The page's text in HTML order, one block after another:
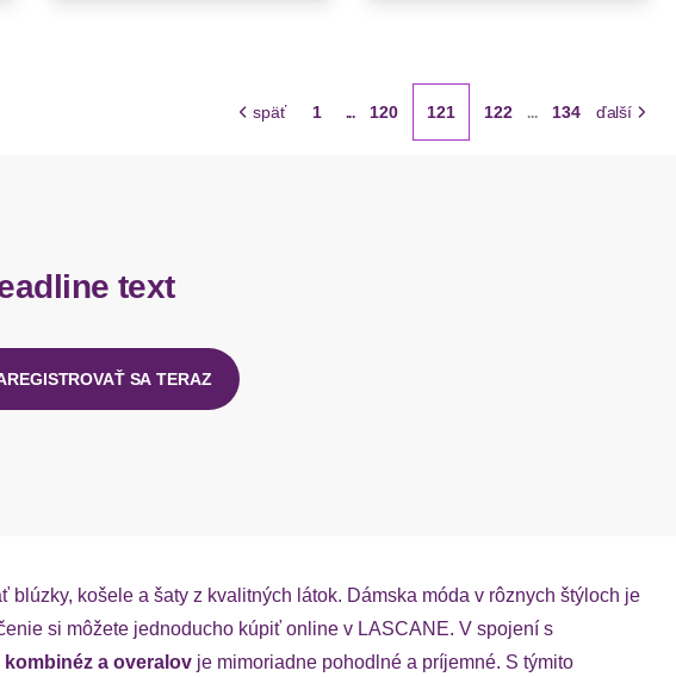
späť 1 ... 120 121 122 ... 134 ďalší
text
SA TERAZ
košele a šaty z kvalitných látok. Dámska móda v rôznych štýloch je
si môžete jednoducho kúpiť online v LASCANE. V spojení s
kombinéz a overalov je mimoriadne pohodlné a príjemné. S týmito